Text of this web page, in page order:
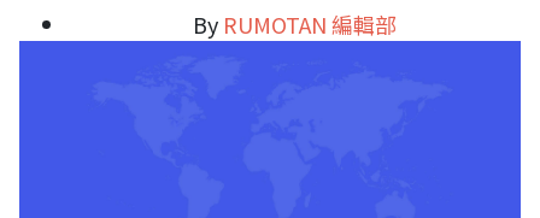
By RUMOTAN 編輯部